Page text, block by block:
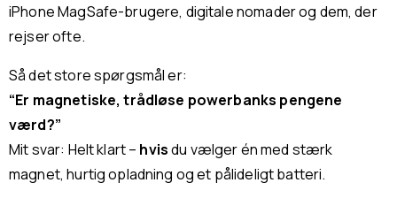
iPhone MagSafe-brugere, digitale nomader og dem, der
rejser ofte.
Så det store spørgsmål er:
“Er magnetiske, trådløse powerbanks pengene
værd?”
Mit svar: Helt klart – hvisdu vælger én med stærk
magnet, hurtig opladning og et pålideligt batteri.